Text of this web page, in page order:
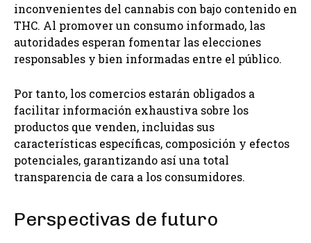
inconvenientes del cannabis con bajo contenido en
THC. Al promover un consumo informado, las
autoridades esperan fomentar las elecciones
responsables y bien informadas entre el público.
Por tanto, los comercios estarán obligados a
facilitar información exhaustiva sobre los
productos que venden, incluidas sus
características específicas, composición y efectos
potenciales, garantizando así una total
transparencia de cara a los consumidores.
Perspectivas de futuro